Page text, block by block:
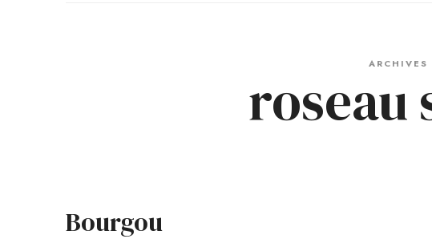
ARCHIVES
roseau
Bourgou